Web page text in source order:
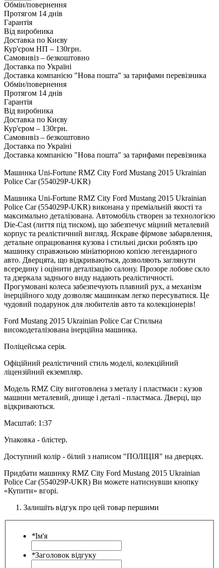
Обмін/повернення
Протягом 14 днів
Гарантія
Від виробника
Доставка по Києву
Кур'єром НП – 130грн.
Самовивіз – безкоштовно
Доставка по Україні
Доставка компанією "Нова пошта" за тарифами перевізника
Обмін/повернення
Протягом 14 днів
Гарантія
Від виробника
Доставка по Києву
Кур'єром – 130грн.
Самовивіз – безкоштовно
Доставка по Україні
Доставка компанією "Нова пошта" за тарифами перевізника
Машинка Uni-Fortune RMZ City Ford Mustang 2015 Ukrainian
Police Car (554029P-UKR)
Машинка Uni-Fortune RMZ City Ford Mustang 2015 Ukrainian
Police Car (554029P-UKR) виконана у преміальній якості та
максимально деталізована. Автомобіль створен за технологією
Die-Cast (лиття під тиском), що забезпечує міцний металевий
корпус та реалістичний вигляд. Яскраве фірмове забарвлення,
детальне опрацювання кузова і стильні диски роблять цю
машинку справжньою мініатюрною копією легендарного
авто. Дверцята, що відкриваються, дозволяють заглянути
всередину і оцінити деталізацію салону. Прозоре лобове скло
та дзеркала заднього виду надають реалістичності.
Прогумовані колеса забезпечують плавний рух, а механізм
інерційного ходу дозволяє машинкам легко пересуватися. Це
чудовий подарунок для любителів авто та колекціонерів!
Ford Mustang 2015 Ukrainian Police Car Стильна
високодеталізована інерційна машинка.
Поліцейська серія.
Офіційний реалістичний стиль моделі, колекційний
ліцензійний екземпляр.
Модель RMZ City виготовлена з металу і пластмаси : кузов
машини металевий, днище і деталі - пластмаса. Дверці, що
відкриваються.
Масштаб: 1:37
Упаковка - блістер.
Доступний колір - білий з написом "ПОЛІЦІЯ" на дверцях.
Придбати машинку RMZ City Ford Mustang 2015 Ukrainian
Police Car (554029P-UKR) Ви можете натиснувши кнопку
«Купити» вгорі.
Залишіть відгук про цей товар першими
*Ім'я
*Заголовок відгуку